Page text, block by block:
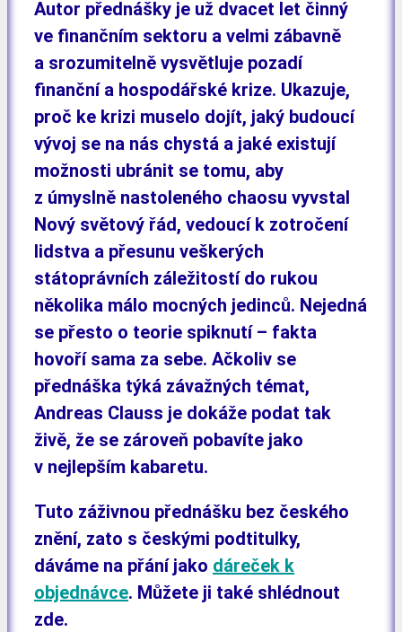
Autor přednášky je už dvacet let činný
ve finančním sektoru a velmi zábavně
a srozumitelně vysvětluje pozadí
finanční a hospodářské krize. Ukazuje,
proč ke krizi muselo dojít, jaký budoucí
vývoj se na nás chystá a jaké existují
možnosti ubránit se tomu, aby
z úmyslně nastoleného chaosu vyvstal
Nový světový řád, vedoucí k zotročení
lidstva a přesunu veškerých
státoprávních záležitostí do rukou
několika málo mocných jedinců. Nejedná
se přesto o teorie spiknutí – fakta
hovoří sama za sebe. Ačkoliv se
přednáška týká závažných témat,
Andreas Clauss je dokáže podat tak
živě, že se zároveň pobavíte jako
v nejlepším kabaretu.
Tuto záživnou přednášku bez českého
znění, zato s českými podtitulky,
dáváme na přání jako dáreček k
objednávce. Můžete ji také shlédnout
zde.